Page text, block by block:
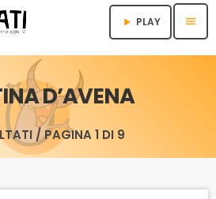
play_arrow PLAY menu
D’AVENA
/ PAGINA 1 DI 9